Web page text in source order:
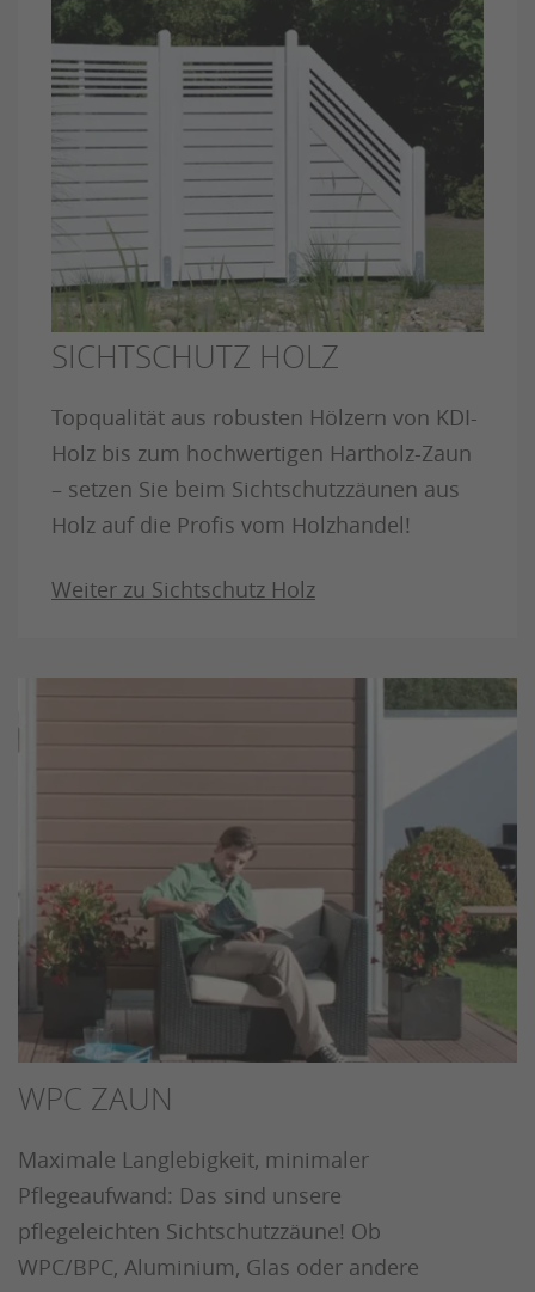
SICHTSCHUTZ HOLZ
Topqualität aus robusten Hölzern von KDI-
Holz bis zum hochwertigen Hartholz-Zaun
– setzen Sie beim Sichtschutzzäunen aus
Holz auf die Profis vom Holzhandel!
Weiter zu Sichtschutz Holz
WPC ZAUN
Maximale Langlebigkeit, minimaler
Pflegeaufwand: Das sind unsere
pflegeleichten Sichtschutzzäune! Ob
WPC/BPC, Aluminium, Glas oder andere